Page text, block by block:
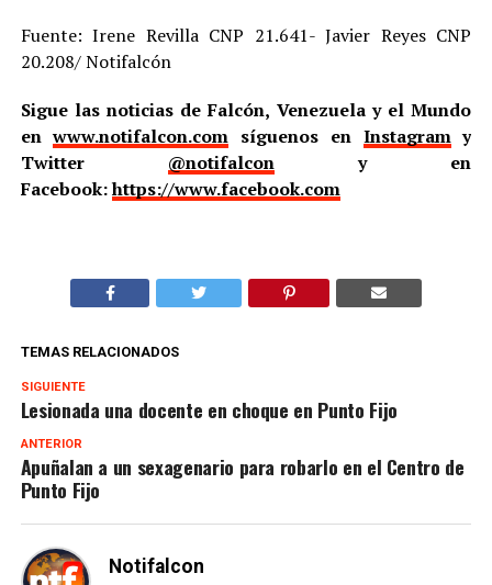
Fuente: Irene Revilla CNP 21.641- Javier Reyes CNP
20.208/ Notifalcón
Sigue las noticias de Falcón, Venezuela y el Mundo
enwww.notifalcon.com síguenos en Instagramy
Twitter @notifalcony en
Facebook:https://www.facebook.com
TEMAS RELACIONADOS
SIGUIENTE
Lesionada una docente en choque en Punto Fijo
ANTERIOR
Apuñalan a un sexagenario para robarlo en el Centro de
Punto Fijo
Notifalcon